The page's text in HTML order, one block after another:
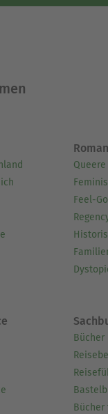
ci nous ont
Nous
de
harmonieuse et
Ausblenden
Feel-
Bücher
Bücher